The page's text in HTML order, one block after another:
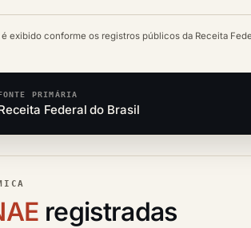
exibido conforme os registros públicos da Receita
PRIMÁRIA
Federal do Brasil
registradas